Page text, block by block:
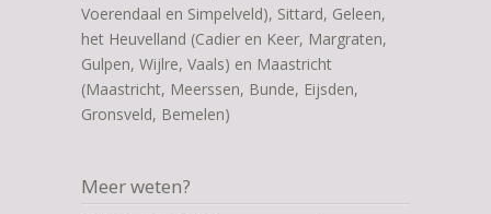
Voerendaal en Simpelveld), Sittard, Geleen,
het Heuvelland (Cadier en Keer, Margraten,
Gulpen, Wijlre, Vaals) en Maastricht
(Maastricht, Meerssen, Bunde, Eijsden,
Gronsveld, Bemelen)
Meer weten?